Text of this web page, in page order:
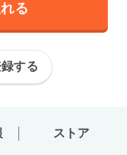
る
する
ストア